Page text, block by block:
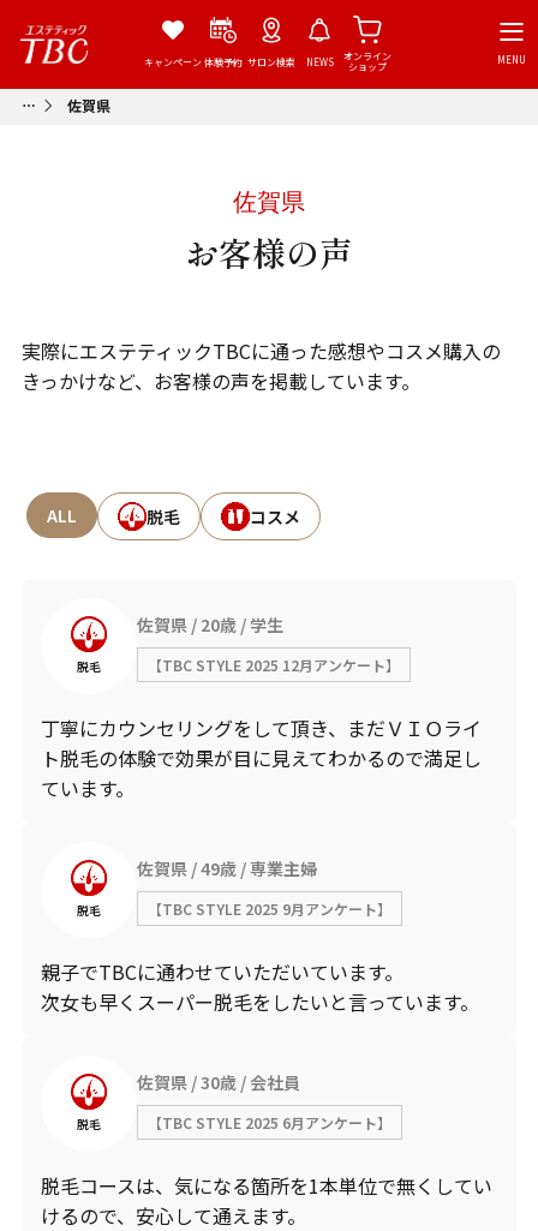
キャンペーン体験予約 サロン検索 NEWS
オンライン
ショップ
MENU
佐賀県
佐賀県
お客様の声
実際にエステティックTBCに通った感想やコスメ購入の
きっかけなど、お客様の声を掲載しています。
ALL 脱毛 コスメ
脱毛
佐賀県 20歳 学生
【TBC STYLE 2025 12月アンケート】
丁寧にカウンセリングをして頂き、まだＶＩＯライ
ト脱毛の体験で効果が目に見えてわかるので満足し
ています。
脱毛
佐賀県 49歳 専業主婦
【TBC STYLE 2025 9月アンケート】
親子でTBCに通わせていただいています。
次女も早くスーパー脱毛をしたいと言っています。
脱毛
佐賀県 30歳 会社員
【TBC STYLE 2025 6月アンケート】
脱毛コースは、気になる箇所を1本単位で無くしてい
けるので、安心して通えます。